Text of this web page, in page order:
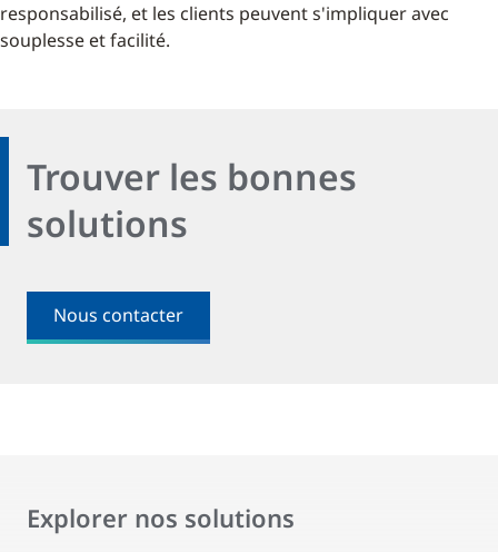
responsabilisé, et les clients peuvent s'impliquer avec
souplesse et facilité.
Trouver les bonnes
solutions
Nous contacter
Explorer nos solutions